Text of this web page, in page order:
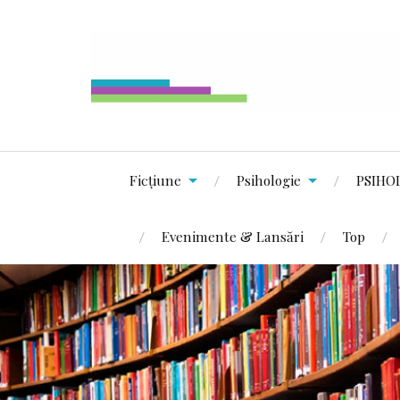
Ficțiune Psihologie
Evenimente & Lansări Top